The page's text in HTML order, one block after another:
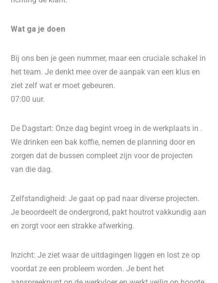
Wat ga je doen
Bij ons ben je geen nummer, maar een cruciale schakel in
het team. Je denkt mee over de aanpak van een klus en
ziet zelf wat er moet gebeuren.
07:00 uur.
De Dagstart: Onze dag begint vroeg in de werkplaats in .
We drinken een bak koffie, nemen de planning door en
zorgen dat de bussen compleet zijn voor de projecten
van die dag.
Zelfstandigheid: Je gaat op pad naar diverse projecten.
Je beoordeelt de ondergrond, pakt houtrot vakkundig aan
en zorgt voor een strakke afwerking.
Inzicht: Je ziet waar de uitdagingen liggen en lost ze op
voordat ze een probleem worden. Je bent het